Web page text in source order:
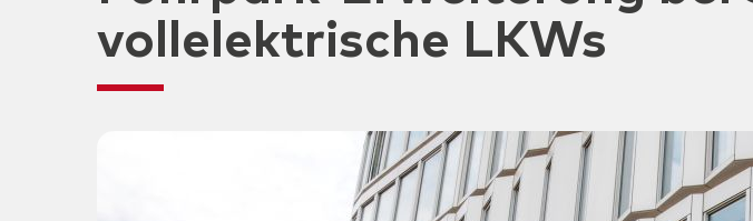
vollelektrische LKWs